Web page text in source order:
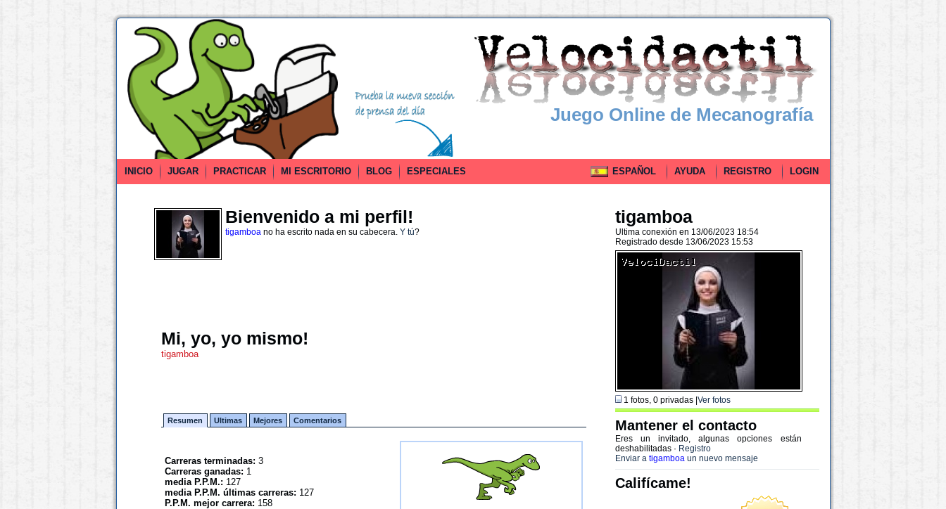
Juego Online de Mecanografía
INICIO JUGAR PRACTICAR MI ESCRITORIO BLOG ESPECIALES ESPAÑOL AYUDA REGISTRO LOGIN
Bienvenido a mi perfil!
tigamboano ha escrito nada en su cabecera. Y tú?
Mi, yo, yo mismo!
tigamboa
Resumen Ultimas Mejores Comentarios
Carreras terminadas: 3
Carreras ganadas: 1
media P.P.M.: 127
media P.P.M. últimas carreras: 127
P.P.M. mejor carrera: 158
tigamboa
Ultima conexión en 13/06/2023 18:54
Registrado desde 13/06/2023 15:53
1 fotos, 0 privadas | Ver fotos
Mantener el contacto
Eres un invitado, algunas opciones están
deshabilitadas · Registro
Enviar a tigamboaun nuevo mensaje
Califícame!